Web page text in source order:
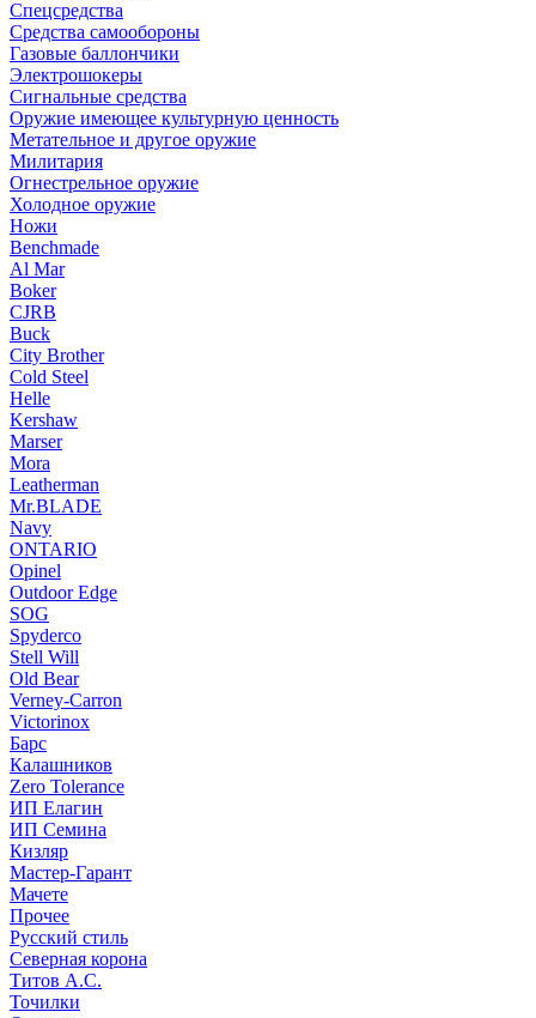
Спецсредства
Средства самообороны
Газовые баллончики
Электрошокеры
Сигнальные средства
Оружие имеющее культурную ценность
Метательное и другое оружие
Милитария
Огнестрельное оружие
Холодное оружие
Ножи
Benchmade
Al Mar
Boker
CJRB
Buck
City Brother
Cold Steel
Helle
Kershaw
Marser
Mora
Leatherman
Mr.BLADE
Navy
ONTARIO
Opinel
Outdoor Edge
SOG
Spyderco
Stell Will
Old Bear
Verney-Carron
Victorinox
Барс
Калашников
Zero Tolerance
ИП Елагин
ИП Семина
Кизляр
Мастер-Гарант
Мачете
Прочее
Русский стиль
Северная корона
Титов А.С.
Точилки